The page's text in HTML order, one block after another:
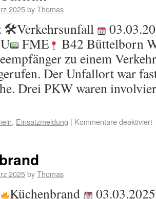
2025byThomas
FME
B42 Büttelborn
zu einem
Der Unfallort war
Drei PKW waren
, Einsatzmeldung | Kommentare deaktiviert
2025byThomas
Küchenbrand